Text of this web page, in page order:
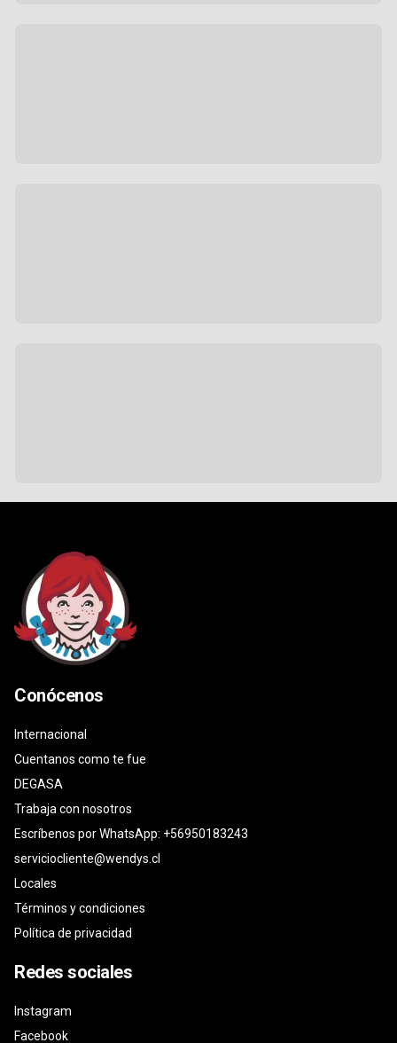
Conócenos
Internacional
Cuentanos como te fue
DEGASA
Trabaja con nosotros
Escríbenos por WhatsApp: +56950183243
serviciocliente@wendys.cl
Locales
Términos y condiciones
Política de privacidad
Redes sociales
Instagram
Facebook